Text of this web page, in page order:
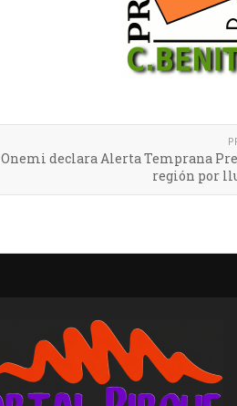
Onemi declara Alerta Temprana
región por